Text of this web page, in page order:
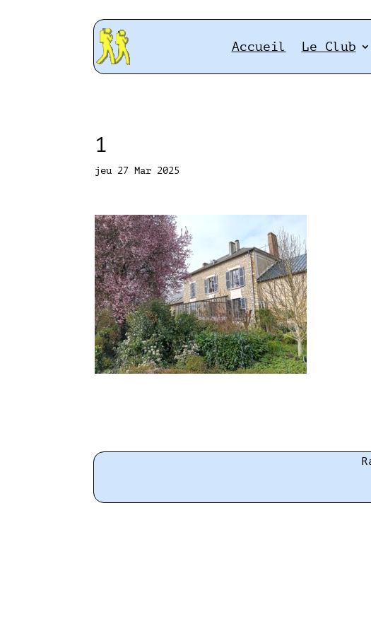
Accueil Le Club
1
jeu 27 Mar 2025